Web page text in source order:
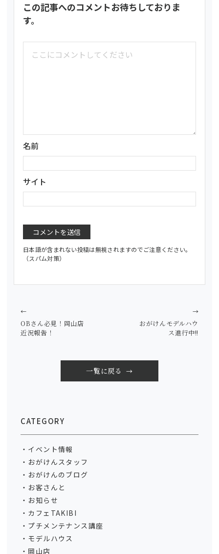
この記事へのコメントお待ちしておりま
す。
名前
サイト
日本語が含まれない投稿は無視されますのでご注意ください。
（スパム対策）
OBさん必見！岡山店
近況報告！
←
一覧に戻る
おがけんモデルハウ
ス進行中!!
→
CATEGORY
イベント情報
おがけんスタッフ
おがけんのブログ
お客さんと
お知らせ
カフェTAKIBI
プチメンテナンス講座
モデルハウス
岡山店